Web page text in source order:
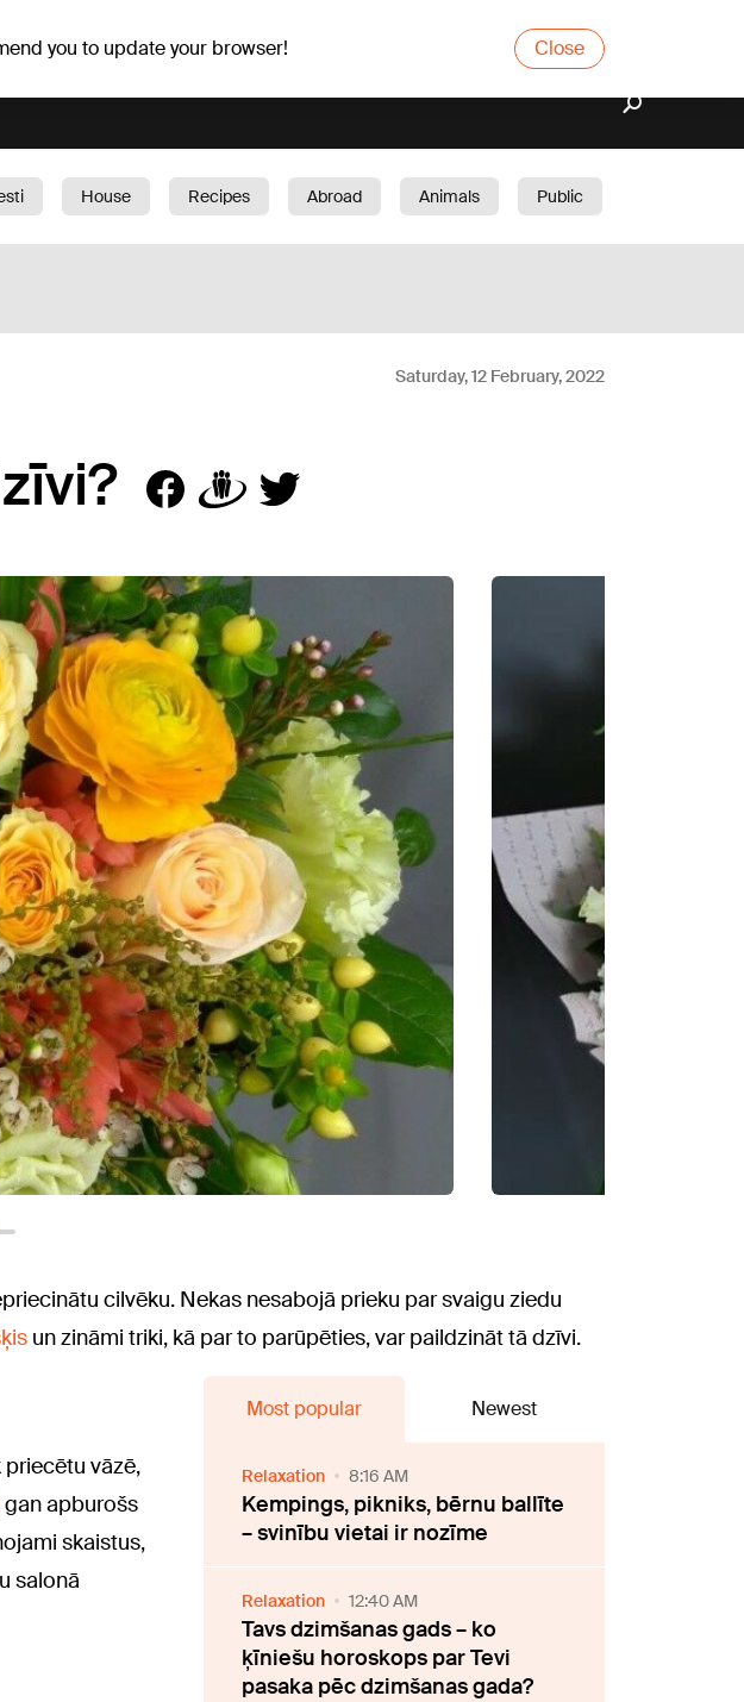
you to update your browser! Close
House Recipes Abroad Animals
Public
Saturday, 12 February, 2022
cilvēku. Nekas nesabojā prieku par svaigu ziedu
un zināmi triki, kā par to parūpēties, var paildzināt tā dzīvi.
vāzē,
gan apburošs
skaistus,
salonā
Most popular Newest
Relaxation 8:16 AM
Kempings, pikniks, bērnu ballīte
– svinību vietai ir nozīme
Relaxation 12:40 AM
Tavs dzimšanas gads – ko
ķīniešu horoskops par Tevi
pasaka pēc dzimšanas gada?